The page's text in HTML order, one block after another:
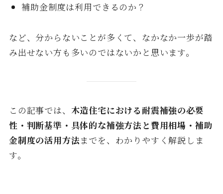
補助金制度は利用できるのか？
など、分からないことが多くて、なかなか一歩が踏
み出せない方も多いのではないかと思います。
この記事では、 木造住宅における耐震補強の必要
性・判断基準・具体的な補強方法と費用相場・補助
金制度の活用方法までを、わかりやすく解説しま
す。